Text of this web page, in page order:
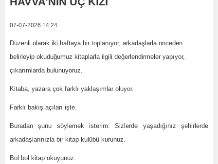
07-07-2026 14:24
Düzenli olarak iki haftaya bir toplanıyor, arkadaşlarla önceden
belirleyip okuduğumuz kitaplarla ilgili değerlendirmeler yapıyor,
çıkarımlarda bulunuyoruz.
Kitaba, yazara çok farklı yaklaşımlar oluyor.
Farklı bakış açıları işte.
Buradan şunu söylemek isterim: Sizlerde yaşadığınız şehirlerde
arkadaşlarınızla bir kitap kulübü kurunuz.
Bol bol kitap okuyunuz.